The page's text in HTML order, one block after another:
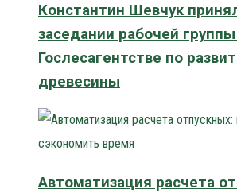
Константин Шевчук
заседании рабочей
Гослесагентстве по
древесины
Автоматизация расчета